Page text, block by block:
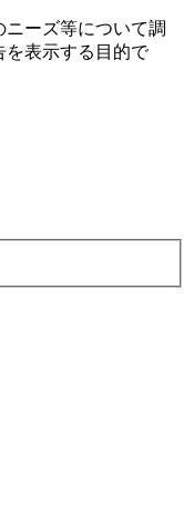
ーズ等について調
を表⽰する⽬的で